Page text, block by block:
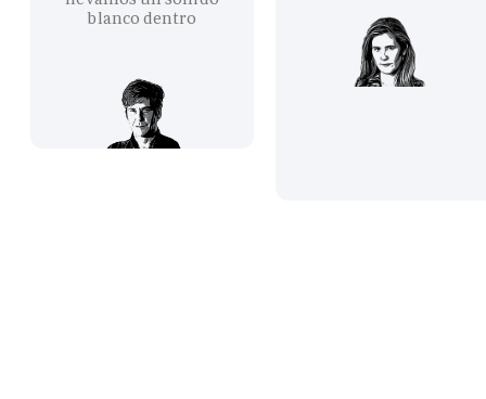
blanco dentro